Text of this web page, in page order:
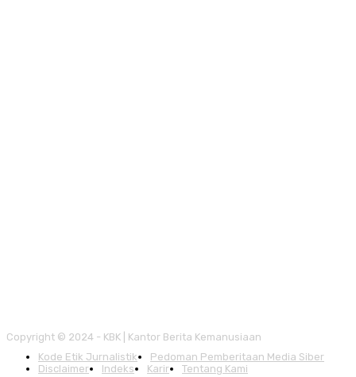
Copyright © 2024 - KBK | Kantor Berita Kemanusiaan
Kode Etik Jurnalistik
Pedoman Pemberitaan Media Siber
Disclaimer
Indeks Karir Tentang Kami